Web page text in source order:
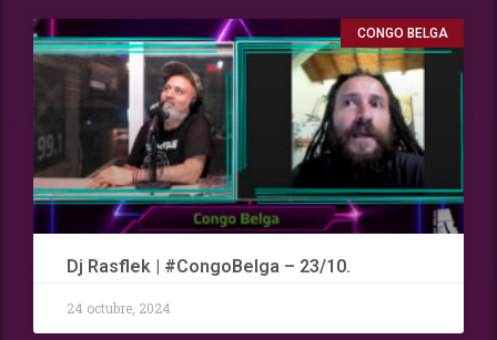
CONGO BELGA
Dj Rasflek | #CongoBelga – 23/10.
24 octubre, 2024